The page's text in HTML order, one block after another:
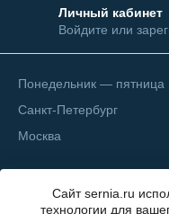
Сайт sernia.ru
технологии для
Личный кабинет
Войдите или
Понедельник — пятница
Санкт-Петербург
Москва